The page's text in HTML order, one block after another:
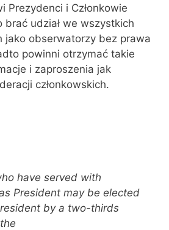
Prezydenci i Członkowie
brać udział we wszystkich
jako obserwatorzy bez prawa
powinni otrzymać takie
i zaproszenia jak
członkowskich.
have served with
President may be elected
by a two-thirds